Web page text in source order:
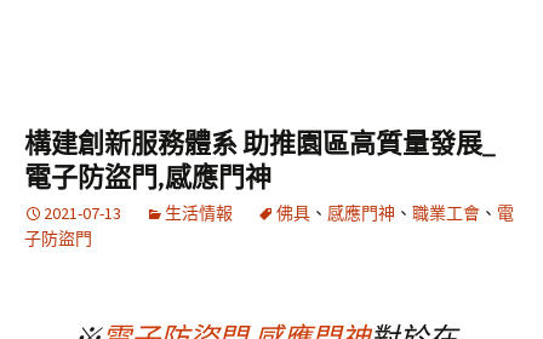
構建創新服務體系 助推園區高質量發展_
電子防盜門,感應門神
2021-07-13 生活情報 佛具 、 感應門神 、 職業工會 、 電
子防盜門